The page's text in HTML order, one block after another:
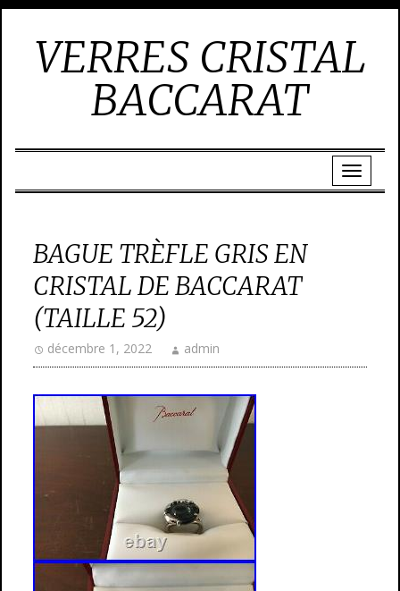
VERRES CRISTAL
BACCARAT
BAGUE TRÈFLE GRIS EN
CRISTAL DE BACCARAT
(TAILLE 52)
décembre 1, 2022 admin